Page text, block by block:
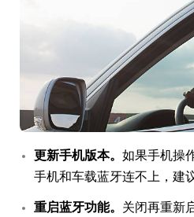
更新手机版本。 如果手机操
手机和车载蓝牙连不上，建
重启蓝牙功能。 关闭再重新